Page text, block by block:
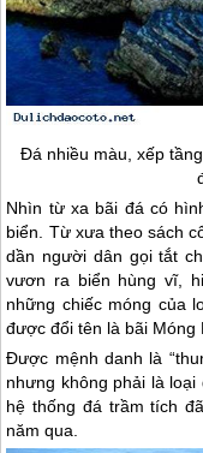
Đá nhiều màu, xếp
Nhìn từ xa bãi đá có
biển. Từ xưa theo sách
dần người dân gọi tắt
vươn ra biển hùng vĩ,
những chiếc móng của
được đổi tên là bãi Móng
Được mệnh danh là
nhưng không phải là
hệ thống đá trầm tích
năm qua.